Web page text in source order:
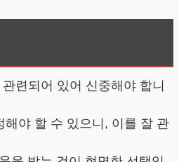
련되어 있어 신중해야 합니
야 할 수 있으니, 이를 잘 관